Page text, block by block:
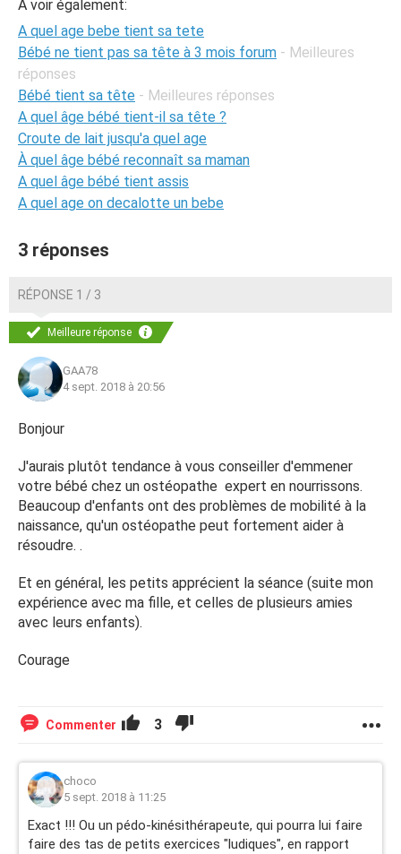
toujours sur son côté droit) et dès qu'on lui met un
rouleau dans le dos pour qu'il reste à gauche, il pète un
câble.
Quels sont vos avis? Dois-je tout de même rester sur ma
position et continuer de lui faire faire ses exercices ou
dois-je trouver d'autres moyens..?
A voir également:
A quel age bebe tient sa tete
Bébé ne tient pas sa tête à 3 mois forum - Meilleures
réponses
Bébé tient sa tête - Meilleures réponses
A quel âge bébé tient-il sa tête ?
Croute de lait jusqu'a quel age
À quel âge bébé reconnaît sa maman
A quel âge bébé tient assis
A quel age on decalotte un bebe
3 réponses
RÉPONSE 1 / 3
Meilleure réponse
GAA78
4 sept. 2018 à 20:56
Bonjour
J'aurais plutôt tendance à vous conseiller d'emmener
votre bébé chez un ostéopathe expert en nourrissons.
Beaucoup d'enfants ont des problèmes de mobilité à la
naissance, qu'un ostéopathe peut fortement aider à
résoudre. .
Et en général, les petits apprécient la séance (suite mon
expérience avec ma fille, et celles de plusieurs amies
avec leurs enfants).
Courage
Commenter 3
choco
5 sept. 2018 à 11:25
Exact !!! Ou un pédo-kinésithérapeute, qui pourra lui faire
faire des tas de petits exercices "ludiques", en rapport